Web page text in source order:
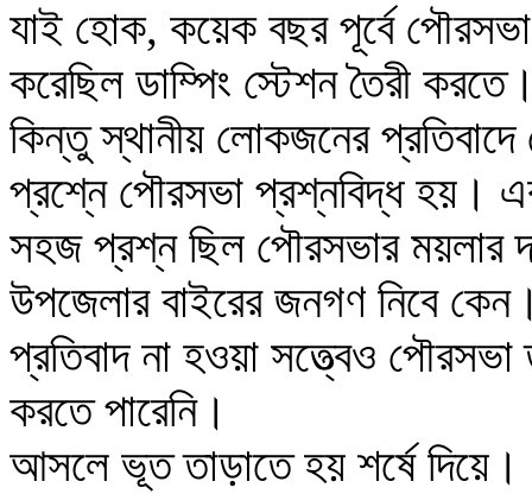
যাই হোক, কয়েক বছর পূর্বে পৌরসভা
করেছিল ডাম্পিং স্টেশন তৈরী
কিন্তু স্থানীয় লোকজনের
প্রশ্নে পৌরসভা প্রশ্নবিদ্ধ হয়।
সহজ প্রশ্ন ছিল পৌরসভার ময়লার
উপজেলার বাইরের জনগণ নিবে
প্রতিবাদ না হওয়া সত্ত্বেও
করতে পারেনি।
আসলে ভূত তাড়াতে হয় শর্ষে